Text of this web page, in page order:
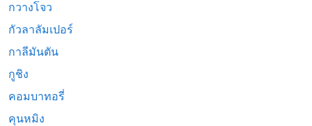
กวางโจว
กัวลาลัมเปอร์
กาลีมันตัน
กูชิง
คอมบาทอรี่
คุนหมิง